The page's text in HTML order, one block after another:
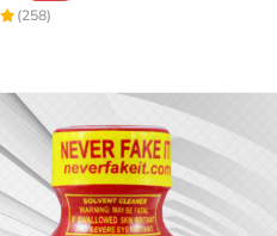
(258)